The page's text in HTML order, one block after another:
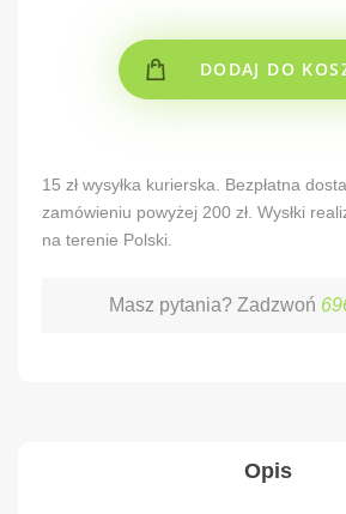
DODAJ DO
15 zł wysyłka kurierska. Bezpłatna
zamówieniu powyżej 200 zł. Wysłki
na terenie Polski.
Masz pytania? Zadzwoń
Opis